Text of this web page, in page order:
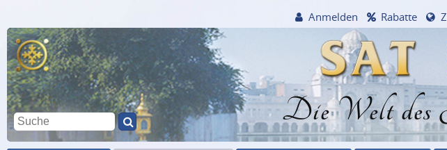
Die Welt des
Anmelden Rabatte